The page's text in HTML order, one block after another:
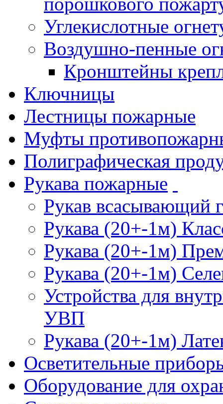
Углекислотные
Воздушно-пенные
Кронштейны
Ключницы
Лестницы пожарные
Муфты
Полиграфическая
Рукава пожарные
Рукав всасывающий
Рукава (20+-1м)
Рукава (20+-1м)
Рукава (20+-1м)
Устройства для
УВП
Рукава (20+-1м)
Осветительные
Оборудование для